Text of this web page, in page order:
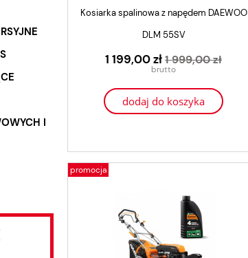
I
Kosiarka spalinowa z napędem DAEWOO
DLM 55SV
1 199,00 zł1 999,00 zł
dodaj do koszyka
promocja